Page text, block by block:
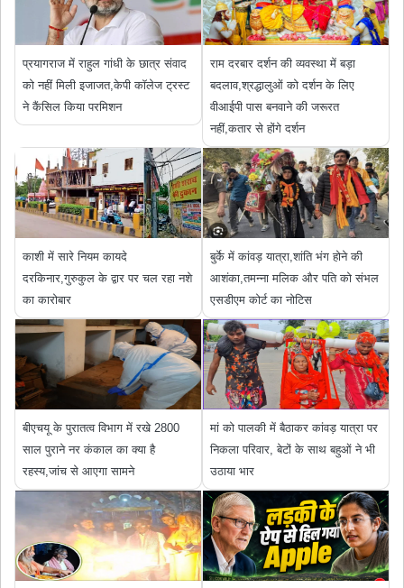
प्रयागराज में राहुल गांधी के छात्र संवाद
को नहीं मिली इजाजत,केपी कॉलेज ट्रस्ट
ने कैंसिल किया परमिशन
राम दरबार दर्शन की व्यवस्था में बड़ा
बदलाव,श्रद्धालुओं को दर्शन के लिए
वीआईपी पास बनवाने की जरूरत
नहीं,कतार से होंगे दर्शन
काशी में सारे नियम कायदे
दरकिनार,गुरुकुल के द्वार पर चल रहा नशे
का कारोबार
बुर्के में कांवड़ यात्रा,शांति भंग होने की
आशंका,तमन्ना मलिक और पति को संभल
एसडीएम कोर्ट का नोटिस
बीएचयू के पुरातत्व विभाग में रखे 2800
साल पुराने नर कंकाल का क्या है
रहस्य,जांच से आएगा सामने
मां को पालकी में बैठाकर कांवड़ यात्रा पर
निकला परिवार, बेटों के साथ बहुओं ने भी
उठाया भार